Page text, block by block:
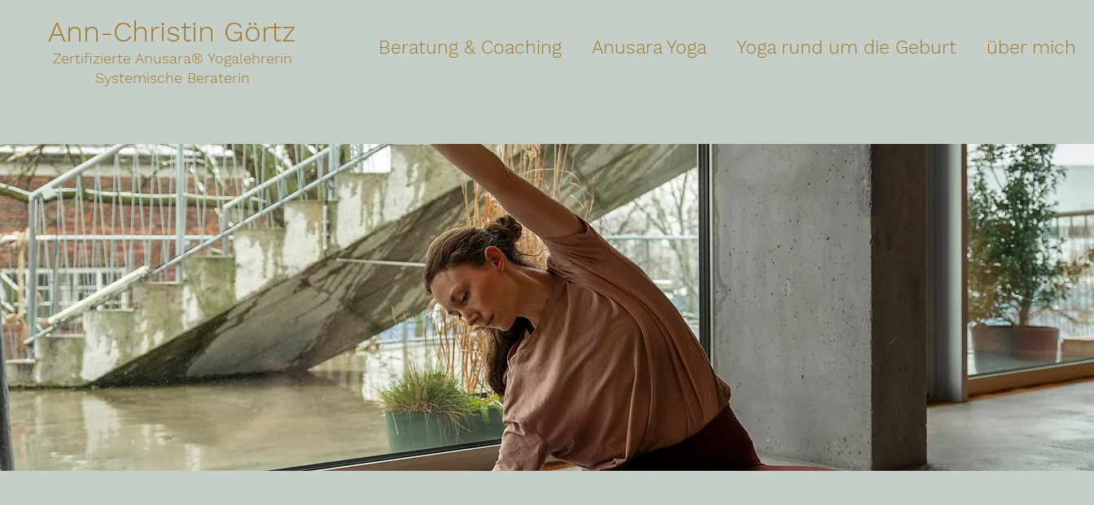
Ann-Christin Görtz
Zertifizierte Anusara® Yogalehrerin
Systemische Beraterin
Beratung & Coaching Anusara Yoga Yoga rund um die Geburt über mich